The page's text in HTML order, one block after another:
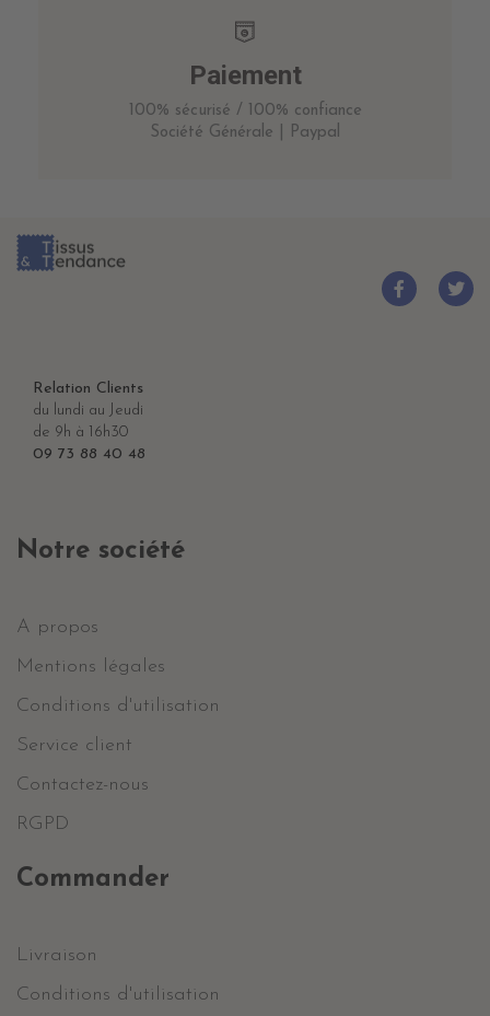
Paiement
100% sécurisé / 100% confiance
Société Générale | Paypal
Relation Clients
du lundi au Jeudi
de 9h à 16h30
09 73 88 40 48
Notre société
A propos
Mentions légales
Conditions d'utilisation
Service client
Contactez-nous
RGPD
Commander
Livraison
Conditions d'utilisation